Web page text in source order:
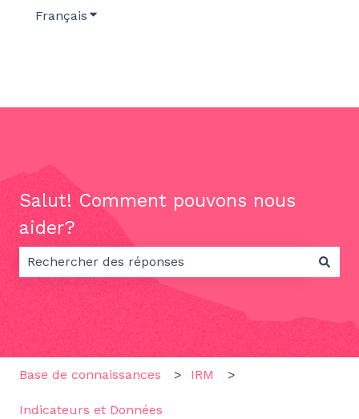
Français Afficher le sous-menu pour les traductions
Salut! Comment pouvons nous
aider?
Il n'y a aucune suggestion car le champ de
Base de connaissances IRM
Indicateurs et Données